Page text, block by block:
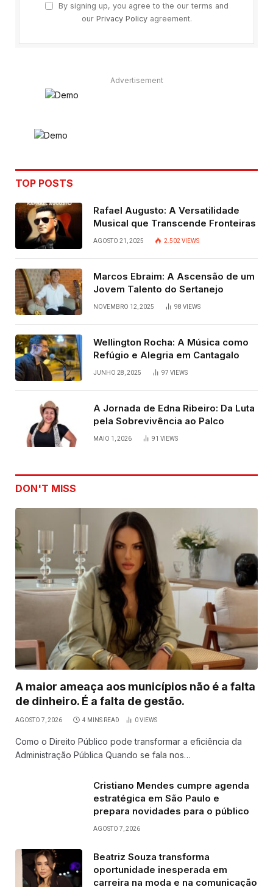
By signing up, you agree to the our terms and
our Privacy Policyagreement.
Advertisement
TOP POSTS
Rafael Augusto: A Versatilidade
Musical que Transcende Fronteiras
AGOSTO 21, 2025 2.502 VIEWS
Marcos Ebraim: A Ascensão de um
Jovem Talento do Sertanejo
NOVEMBRO 12, 2025 98 VIEWS
Wellington Rocha: A Música como
Refúgio e Alegria em Cantagalo
JUNHO 28, 2025 97 VIEWS
A Jornada de Edna Ribeiro: Da Luta
pela Sobrevivência ao Palco
MAIO 1, 2026 91 VIEWS
DON'T MISS
A maior ameaça aos municípios não é a falta
de dinheiro. É a falta de gestão.
AGOSTO 7, 2026 4 MINS READ 0VIEWS
Como o Direito Público pode transformar a eficiência da
Administração Pública Quando se fala nos…
Cristiano Mendes cumpre agenda
estratégica em São Paulo e
prepara novidades para o público
AGOSTO 7, 2026
Beatriz Souza transforma
oportunidade inesperada em
carreira na moda e na comunicação